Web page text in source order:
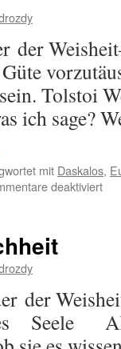
Ewige
der
Tolstoi
ich sage?
mit Daskalos,
deaktiviertfür
der
Seele